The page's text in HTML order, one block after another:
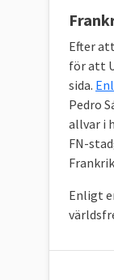
Efter
för att
sida.
Pedro
allvar i
FN-
Enligt